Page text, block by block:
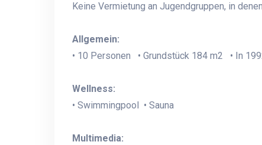
Keine Vermietung an Jugendgruppen, in
Allgemein:
• 10 Personen • Grundstück 184 m2 • In
Wellness:
• Swimmingpool • Sauna
Multimedia: